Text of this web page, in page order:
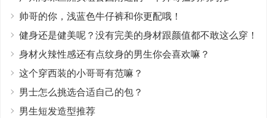
帅哥的你，浅蓝色牛仔裤和你更配哦！
健身还是健美呢？没有完美的身材跟颜值都不敢这么穿！
身材火辣性感还有点纹身的男生你会喜欢嘛？
这个穿西装的小哥哥有范嘛？
男士怎么挑选合适自己的包？
男生短发造型推荐